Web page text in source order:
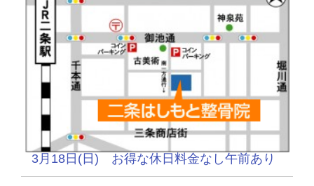
3月18日(日) お得な休日料金なし午前あり